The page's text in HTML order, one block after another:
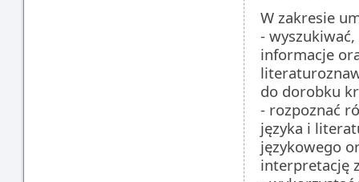
W zakresie
-
informacje
do dorobku
- rozpoznać
języka i
językowego
interpretację